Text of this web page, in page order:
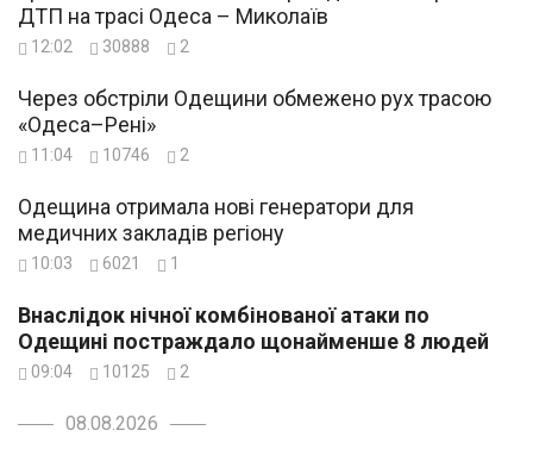
ДТП на трасі Одеса – Миколаїв
12:02 30888 2
Через обстріли Одещини обмежено рух трасою
«Одеса–Рені»
11:04 10746 2
Одещина отримала нові генератори для
медичних закладів регіону
10:03 6021 1
Внаслідок нічної комбінованої атаки по
Одещині постраждало щонайменше 8 людей
09:04 10125 2
08.08.2026